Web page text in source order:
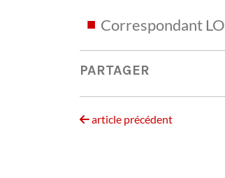
Correspondant LO
PARTAGER
article précédent